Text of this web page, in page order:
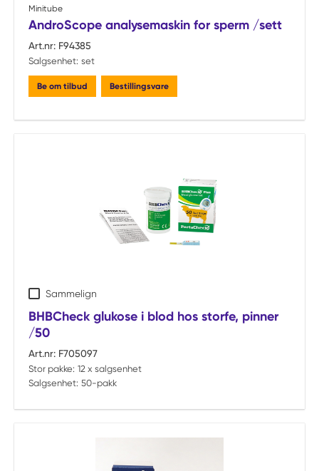
Minitube
AndroScope analysemaskin for sperm /sett
Art.nr: F94385
Salgsenhet: set
Be om tilbud Bestillingsvare
Sammelign
BHBCheck glukose i blod hos storfe, pinner
/50
Art.nr: F705097
Stor pakke: 12 x salgsenhet
Salgsenhet: 50-pakk